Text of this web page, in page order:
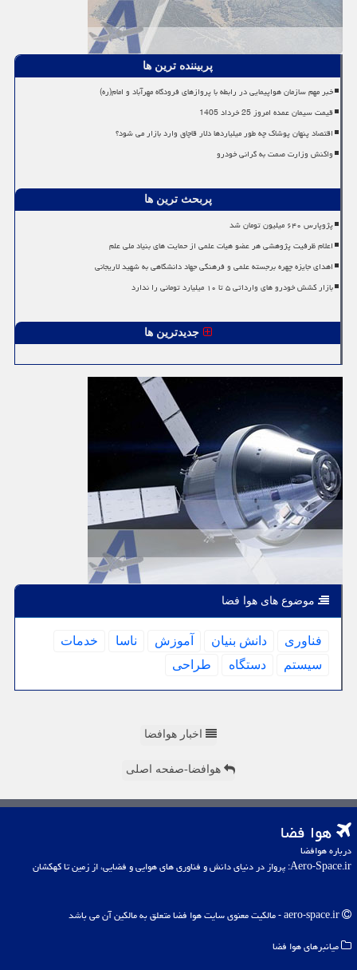
پربیننده ترین ها
خبر مهم سازمان هواپیمایی در رابطه با پروازهای فرودگاه مهرآباد و امام(ره)
قیمت سیمان عمده امروز 25 خرداد 1405
اقتصاد پنهان پوشاک چه طور میلیاردها دلار قاچاق وارد بازار می شود؟
واکنش وزارت صمت به گرانی خودرو
پربحث ترین ها
پژوپارس ۶۴۰ میلیون تومان شد
اعلام ظرفیت پژوهشی هر عضو هیات علمی از حمایت های بنیاد ملی علم
اهدای جایزه چهره برجسته علمی و فرهنگی جهاد دانشگاهی به شهید لاریجانی
بازار کشش خودرو های وارداتی ۵ تا ۱۰ میلیارد تومانی را ندارد
جدیدترین ها
موضوع های هوا فضا
فناوری دانش بنیان آموزش ناسا
خدمات
سیستم
دستگاه طراحی
اخبار هوافضا
هوافضا-صفحه اصلی
هوا فضا
درباره هوافضا
Aero-Space.ir: پرواز در دنیای دانش و فناوری های هوایی و فضایی، از زمین تا کهکشان
میانبرهای هوا فضا